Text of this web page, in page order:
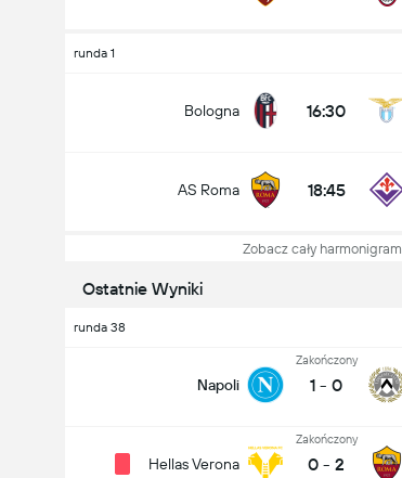
runda 1
Bologna 16:30
AS Roma 18:45
Zobacz cały harmonigram
Ostatnie Wyniki
runda 38
Napoli
Zakończony
1 - 0
Hellas Verona
Zakończony
0 - 2